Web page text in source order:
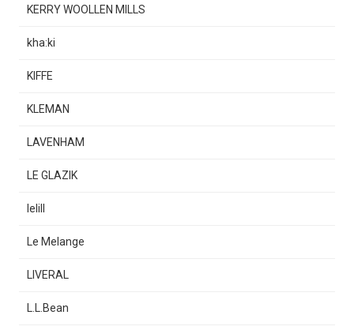
KERRY WOOLLEN MILLS
kha:ki
KIFFE
KLEMAN
LAVENHAM
LE GLAZIK
lelill
Le Melange
LIVERAL
L.L.Bean